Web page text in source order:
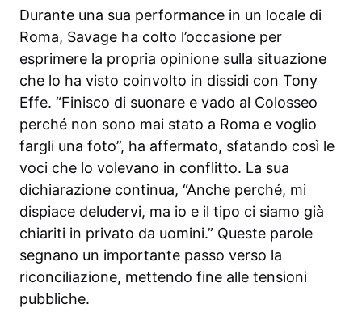
Durante una sua performance in un locale di
Roma, Savage ha colto l’occasione per
esprimere la propria opinione sulla situazione
che lo ha visto coinvolto in dissidi con Tony
Effe. “Finisco di suonare e vado al Colosseo
perché non sono mai stato a Roma e voglio
fargli una foto”, ha affermato, sfatando così le
voci che lo volevano in conflitto. La sua
dichiarazione continua, “Anche perché, mi
dispiace deludervi, ma io e il tipo ci siamo già
chiariti in privato da uomini.” Queste parole
segnano un importante passo verso la
riconciliazione, mettendo fine alle tensioni
pubbliche.